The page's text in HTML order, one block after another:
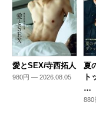
愛とSEX/寺西拓人
980円 — 2026.08.05
夏
ト
…